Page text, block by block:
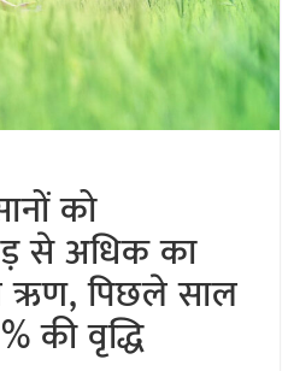
को
से अधिक का
ऋण, पिछले साल
की वृद्धि